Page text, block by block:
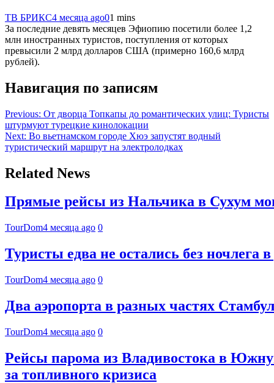
ТВ БРИКС4 месяца ago01 mins
За последние девять месяцев Эфиопию посетили более 1,2
млн иностранных туристов, поступления от которых
превысили 2 млрд долларов США (примерно 160,6 млрд
рублей).
Навигация по записям
Previous: От дворца Топкапы до романтических улиц: Туристы
штурмуют турецкие кинолокации
Next: Во вьетнамском городе Хюэ запустят водный
туристический маршрут на электролодках
Related News
Прямые рейсы из Нальчика в Сухум
TourDom4 месяца ago 0
Туристы едва не остались без ночлега
TourDom4 месяца ago 0
Два аэропорта в разных частях
TourDom4 месяца ago 0
Рейсы парома из Владивостока в
за топливного кризиса